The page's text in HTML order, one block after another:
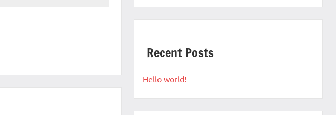
Recent Posts
Hello world!